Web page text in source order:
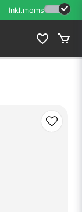
Erfarenhet sedan
Inkl.moms